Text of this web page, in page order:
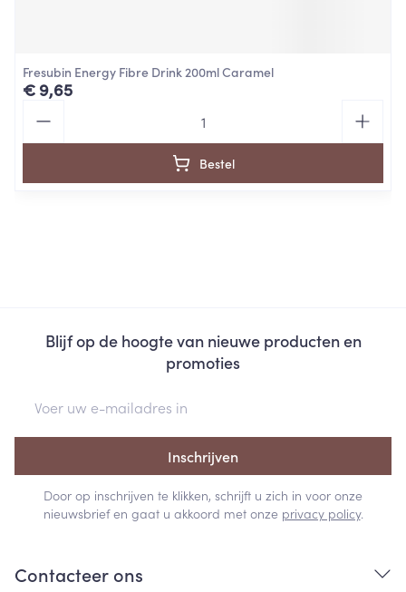
Fresubin Energy Fibre Drink 200ml Caramel
€ 9,65
Bestel
Blijf op de hoogte van nieuwe producten en
promoties
Inschrijven
Door op inschrijven te klikken, schrijft u zich in voor onze
nieuwsbrief en gaat u akkoord met onze privacy policy.
Contacteer ons